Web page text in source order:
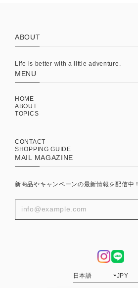
ABOUT
Life is better with a little adventure.
MENU
HOME
ABOUT
TOPICS
CONTACT
SHOPPING GUIDE
MAIL MAGAZINE
新商品やキャンペーンの最新情報を配信中！